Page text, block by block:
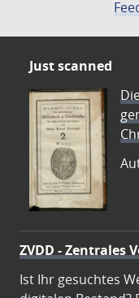
Just scanned
ZVDD - Zentrales
Ist Ihr gesuchtes